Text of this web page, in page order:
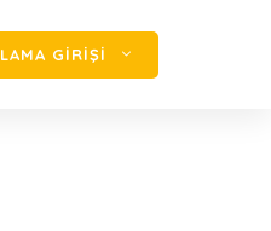
GİRİŞİ